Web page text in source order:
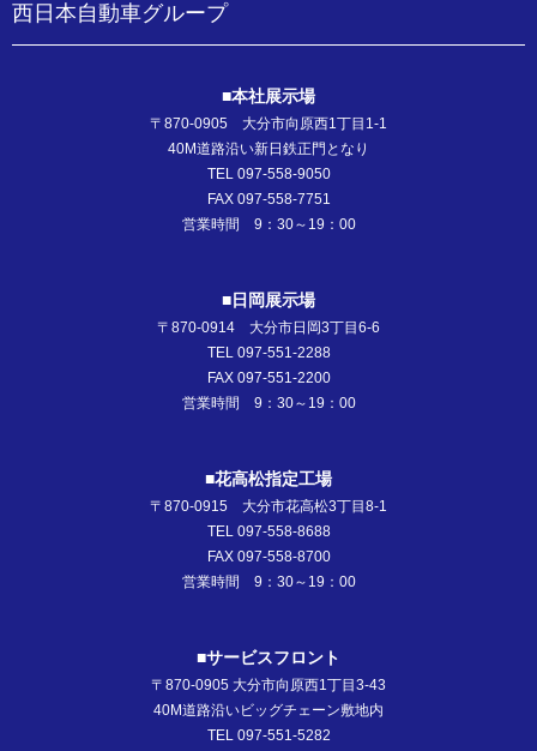
西日本自動車グループ
■本社展示場
〒870-0905 大分市向原西1丁目1-1
40M道路沿い新日鉄正門となり
TEL 097-558-9050
FAX 097-558-7751
営業時間 9：30～19：00
■日岡展示場
〒870-0914 大分市日岡3丁目6-6
TEL 097-551-2288
FAX 097-551-2200
営業時間 9：30～19：00
■花高松指定工場
〒870-0915 大分市花高松3丁目8-1
TEL 097-558-8688
FAX 097-558-8700
営業時間 9：30～19：00
■サービスフロント
〒870-0905 大分市向原西1丁目3-43
40M道路沿いビッグチェーン敷地内
TEL 097-551-5282